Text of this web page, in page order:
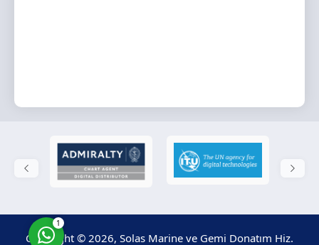
Copyright © 2026, Solas Marine ve Gemi Donatım Hiz.
Cevap Yaz
1